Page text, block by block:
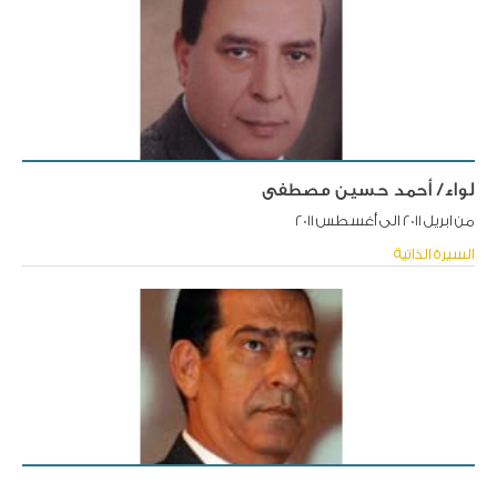
لواء/ أحمد حسين مصطفى
من ابريل 2011 الى أغسطس 2011
السيرة الذاتية